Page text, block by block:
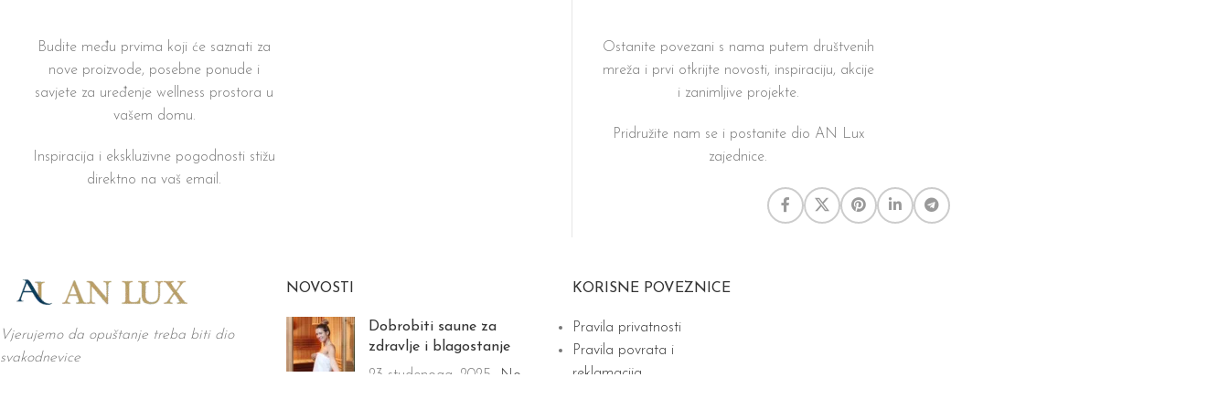
Budite među prvima koji će saznati za
nove proizvode, posebne ponude i
savjete za uređenje wellness prostora u
vašem domu.
Inspiracija i ekskluzivne pogodnosti stižu
direktno na vaš email.
Ostanite povezani s nama putem društvenih
mreža i prvi otkrijte novosti, inspiraciju, akcije
i zanimljive projekte.
Pridružite nam se i postanite dio AN Lux
zajednice.
Vjerujemo da opuštanje treba biti dio
svakodnevice
NOVOSTI
Dobrobiti saune za
zdravlje i blagostanje
23 studenoga, 2025
No
KORISNE POVEZNICE
Pravila privatnosti
Pravila povrata i
reklamacija